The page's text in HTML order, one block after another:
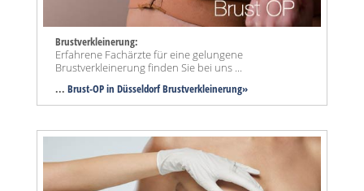
Brustverkleinerung:
Erfahrene Fachärzte für eine gelungene
Brustverkleinerung finden Sie bei uns ...
... Brust-OP in Düsseldorf Brustverkleinerung»